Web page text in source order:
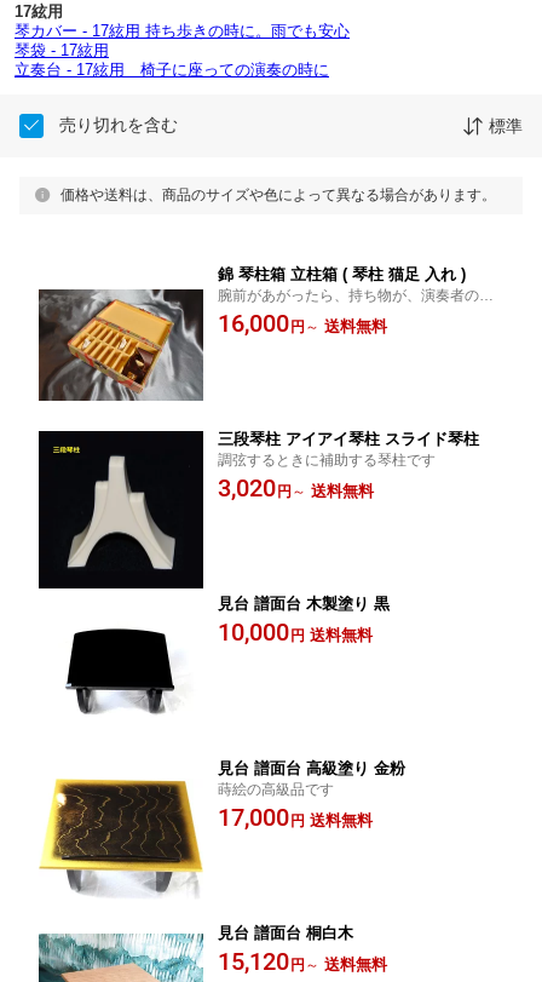
17絃用
琴カバー - 17絃用 持ち歩きの時に。雨でも安心
琴袋 - 17絃用
立奏台 - 17絃用 椅子に座っての演奏の時に
売り切れを含む 標準
価格や送料は、商品のサイズや色によって異なる場合があります。
錦 琴柱箱 立柱箱 ( 琴柱 猫足 入れ )
腕前があがったら、持ち物が、演奏者の教
養の深みを表現。おしゃれな一品です！
16,000 円 ～ 送料無料
三段琴柱 アイアイ琴柱 スライド琴柱
調弦するときに補助する琴柱です
3,020 円 ～ 送料無料
見台 譜面台 木製塗り 黒
10,000 円 送料無料
見台 譜面台 高級塗り 金粉
蒔絵の高級品です
17,000 円 送料無料
見台 譜面台 桐白木
15,120 円 ～ 送料無料